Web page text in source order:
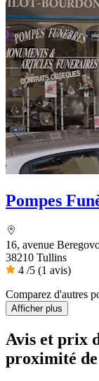
Pompes
16, avenue
38210 Tullins
4 /5 (1 avis)
Comparez d'autres
Afficher plus
Avis et prix
proximité